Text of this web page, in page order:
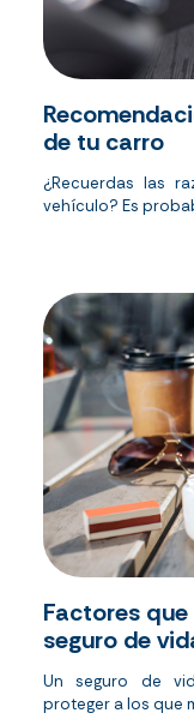
de tu carro
¿Recuerdas las
vehículo? Es
Factores
seguro de
Un seguro de
proteger a los que